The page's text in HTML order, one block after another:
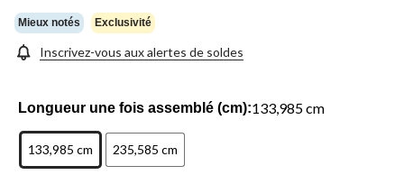
Mieux notés Exclusivité
Inscrivez-vous aux alertes de soldes
Longueur une fois assemblé (cm):133,985 cm
133,985 cm 235,585 cm